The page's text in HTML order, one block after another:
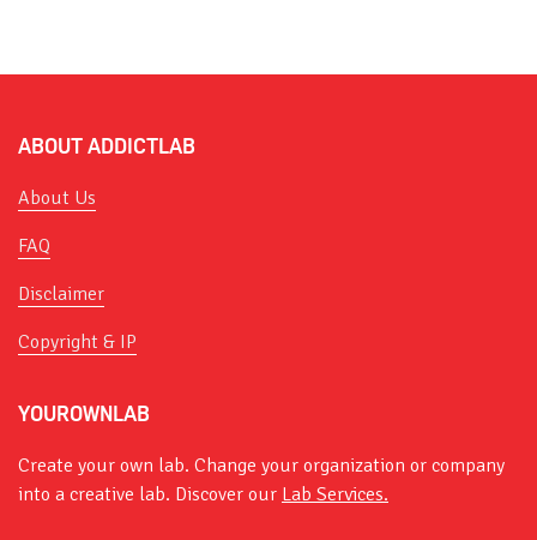
ABOUT ADDICTLAB
About Us
FAQ
Disclaimer
Copyright & IP
YOUROWNLAB
Create your own lab. Change your organization or company
into a creative lab. Discover our Lab Services.